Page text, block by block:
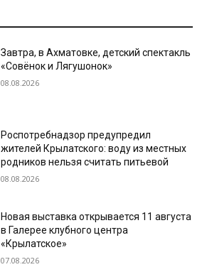
Завтра, в Ахматовке, детский спектакль
«Совёнок и Лягушонок»
08.08.2026
Роспотребнадзор предупредил
жителей Крылатского: воду из местных
родников нельзя считать питьевой
08.08.2026
Новая выставка открывается 11 августа
в Галерее клубного центра
«Крылатское»
07.08.2026